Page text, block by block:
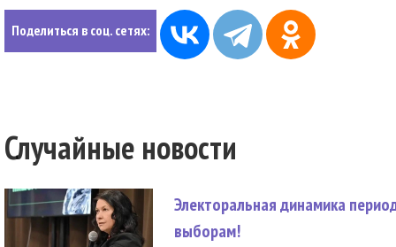
Поделиться в соц. сетях:
Случайные новости
Электоральная динамика
выборам!